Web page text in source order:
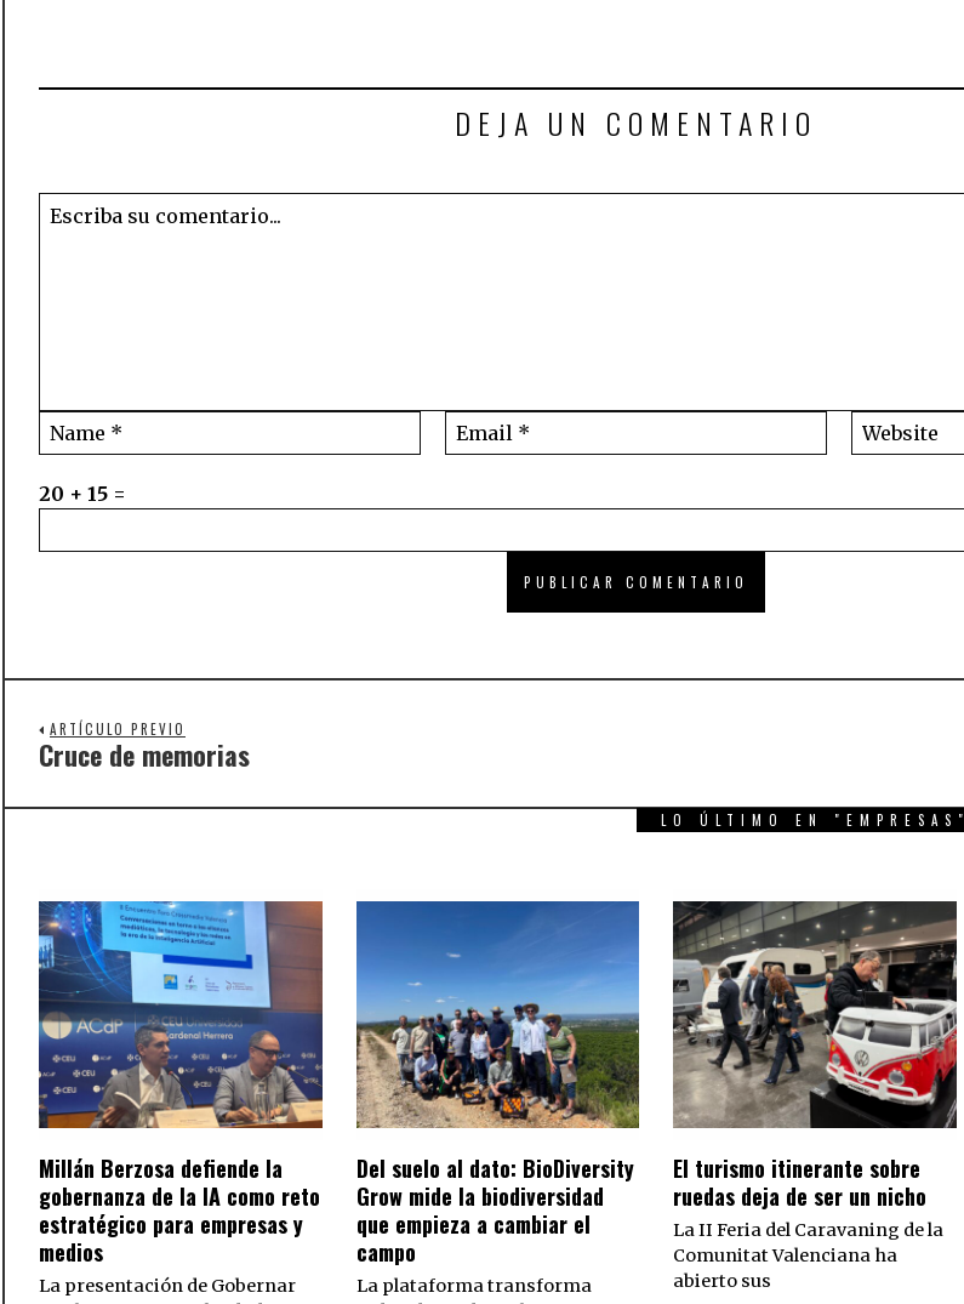
DEJA UN COMENTARIO
20 + 15 =
ARTÍCULO PREVIO
Previous
Cruce de memorias
LO ÚLTIMO EN "EMPRESAS"
Millán Berzosa defiende la
gobernanza de la IA como reto
estratégico para empresas y
medios
La presentación de Gobernar
Del suelo al dato: BioDiversity
Grow mide la biodiversidad
que empieza a cambiar el
campo
La plataforma transforma
El turismo itinerante sobre
ruedas deja de ser un nicho
La II Feria del Caravaning de la
Comunitat Valenciana ha
abierto sus